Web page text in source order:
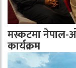
मस्कटमा नेपाल-
कार्यक्रम